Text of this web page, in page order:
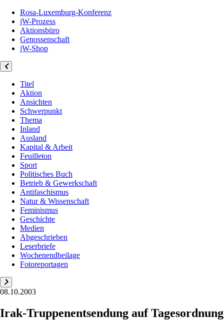
Rosa-Luxemburg-Konferenz
jW-Prozess
Aktionsbüro
Genossenschaft
jW-Shop
Titel
Aktion
Ansichten
Schwerpunkt
Thema
Inland
Ausland
Kapital & Arbeit
Feuilleton
Sport
Politisches Buch
Betrieb & Gewerkschaft
Antifaschismus
Natur & Wissenschaft
Feminismus
Geschichte
Medien
Abgeschrieben
Leserbriefe
Wochenendbeilage
Fotoreportagen
08.10.2003
Irak-Truppenentsendung auf Tagesordnung